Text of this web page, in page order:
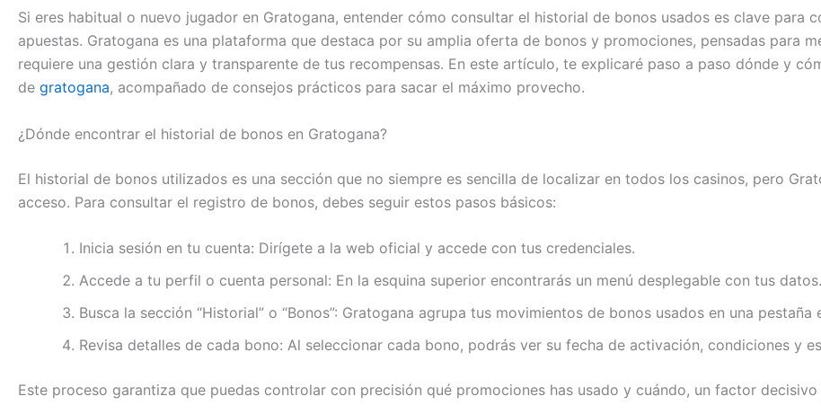
Si eres habitual o nuevo jugador en Gratogana, entender cómo consultar el historial de bonos usados es clave para
apuestas. Gratogana es una plataforma que destaca por su amplia oferta de bonos y promociones, pensadas para
requiere una gestión clara y transparente de tus recompensas. En este artículo, te explicaré paso a paso dónde y
de gratogana, acompañado de consejos prácticos para sacar el máximo provecho.
¿Dónde encontrar el historial de bonos en Gratogana?
El historial de bonos utilizados es una sección que no siempre es sencilla de localizar en todos los casinos, pero
acceso. Para consultar el registro de bonos, debes seguir estos pasos básicos:
Inicia sesión en tu cuenta: Dirígete a la web oficial y accede con tus credenciales.
Accede a tu perfil o cuenta personal: En la esquina superior encontrarás un menú desplegable con tus datos.
Busca la sección “Historial” o “Bonos”: Gratogana agrupa tus movimientos de bonos usados en una
Revisa detalles de cada bono: Al seleccionar cada bono, podrás ver su fecha de activación, condiciones y
Este proceso garantiza que puedas controlar con precisión qué promociones has usado y cuándo, un factor